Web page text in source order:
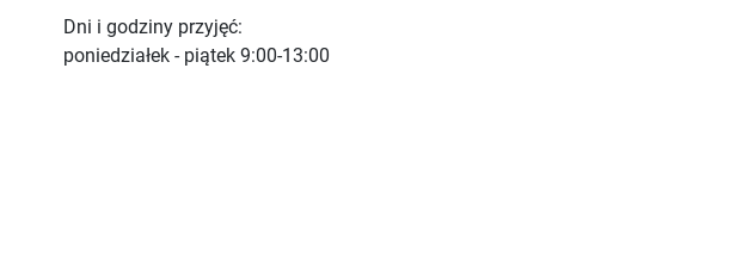
Dni i godziny przyjęć:
poniedziałek - piątek 9:00-13:00